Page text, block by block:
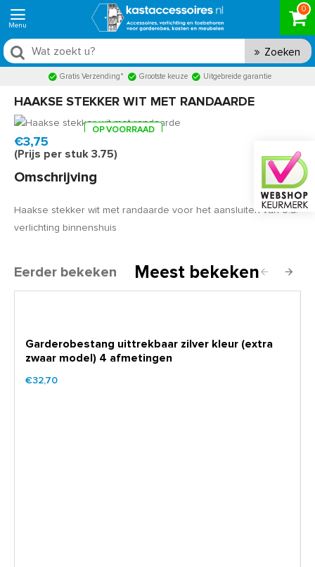
0
Zoeken
Gratis Verzending* Grootste keuze Uitgebreide garantie
HAAKSE STEKKER WIT MET RANDAARDE
OP VOORRAAD
Snel in huis, 1 á 2 werkdagen
€3,75
(Prijs per stuk 3.75)
Omschrijving
Haakse stekker wit met randaarde voor het aansluiten van o.a.
verlichting binnenshuis
Eerder bekeken Meest bekeken
Garderobestang uittrekbaar zilver kleur (extra
zwaar model) 4 afmetingen
€32,70